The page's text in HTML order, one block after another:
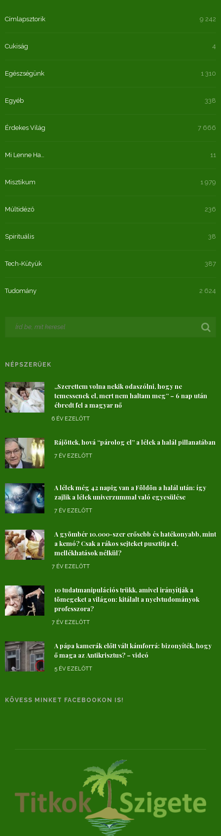
Címlapsztorik 9 242
Cukiság 4
Egészségünk 1 310
Egyéb 338
Érdekes Világ 7 666
Mi Lenne Ha… 11
Misztikum 1 979
Múltidéző 236
Spirituális 38
Tech-Kütyük 387
Tudomány 2 624
NÉPSZERŰEK
„Szerettem volna nekik odaszólni, hogy ne
temessenek el, mert nem haltam meg” – 6 nap után
ébredt fel a magyar nő
6 ÉV EZELŐTT
Rájöttek, hová “párolog el” a lélek a halál pillanatában
7 ÉV EZELŐTT
A lélek még 42 napig van a Földön a halál után: így
zajlik a lélek univerzummal való egyesülése
7 ÉV EZELŐTT
A gyömbér 10.000-szer erősebb és hatékonyabb, mint
a kemó? Csak a rákos sejteket pusztítja el,
mellékhatások nélkül?
7 ÉV EZELŐTT
10 tudatmanipulációs trükk, amivel irányítják a
tömegeket a világon: kitálalt a nyelvtudományok
professzora?
7 ÉV EZELŐTT
A pápa kamerák előtt vált kámforrá: bizonyíték, hogy
ő maga az Antikrisztus? – videó
5 ÉV EZELŐTT
KÖVESS MINKET FACEBOOKON IS!